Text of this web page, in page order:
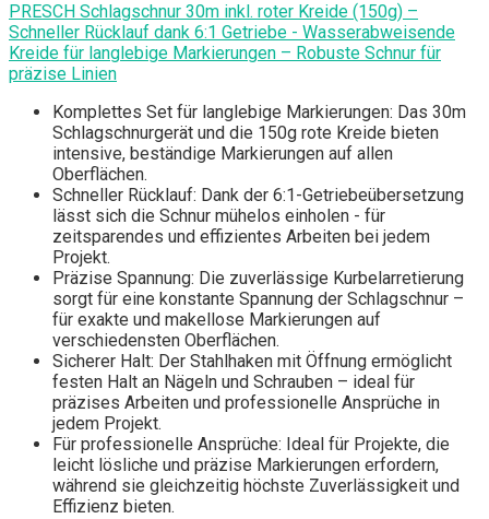
PRESCH Schlagschnur 30m inkl. roter Kreide (150g) –
Schneller Rücklauf dank 6:1 Getriebe - Wasserabweisende
Kreide für langlebige Markierungen – Robuste Schnur für
präzise Linien
Komplettes Set für langlebige Markierungen: Das 30m
Schlagschnurgerät und die 150g rote Kreide bieten
intensive, beständige Markierungen auf allen
Oberflächen.
Schneller Rücklauf: Dank der 6:1-Getriebeübersetzung
lässt sich die Schnur mühelos einholen - für
zeitsparendes und effizientes Arbeiten bei jedem
Projekt.
Präzise Spannung: Die zuverlässige Kurbelarretierung
sorgt für eine konstante Spannung der Schlagschnur –
für exakte und makellose Markierungen auf
verschiedensten Oberflächen.
Sicherer Halt: Der Stahlhaken mit Öffnung ermöglicht
festen Halt an Nägeln und Schrauben – ideal für
präzises Arbeiten und professionelle Ansprüche in
jedem Projekt.
Für professionelle Ansprüche: Ideal für Projekte, die
leicht lösliche und präzise Markierungen erfordern,
während sie gleichzeitig höchste Zuverlässigkeit und
Effizienz bieten.